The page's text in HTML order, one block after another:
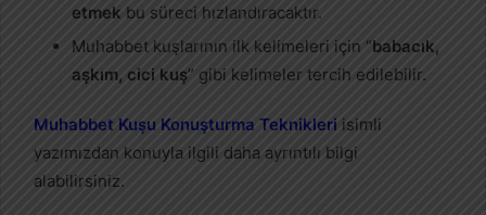
etmek bu süreci hızlandıracaktır.
Muhabbet kuşlarının ilk kelimeleri için “babacık,
aşkım, cici kuş” gibi kelimeler tercih edilebilir.
Muhabbet Kuşu Konuşturma Teknikleri isimli
yazımızdan konuyla ilgili daha ayrıntılı bilgi
alabilirsiniz.